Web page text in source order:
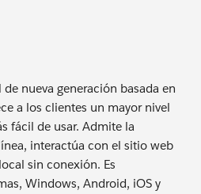
nueva generación basada en
a los clientes un mayor nivel
fácil de usar. Admite la
interactúa con el sitio web
sin conexión. Es
Windows, Android, iOS y